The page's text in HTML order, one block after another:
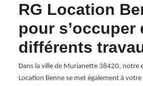
RG Location
pour s’occuper
différents
Dans la ville de Murianette 38420, notre
Location Benne se met également à